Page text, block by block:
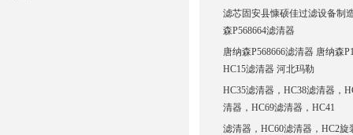
滤芯固安县慷硕佳过滤设备制
森P568664滤清器
唐纳森P568666滤清器 唐纳森
HC15滤清器 河北玛勒
HC35滤清器，HC38滤清器，
清器，HC69滤清器，HC41
滤清器，HC60滤清器，HC2旋